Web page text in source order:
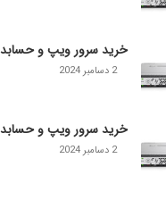
خرید سرور ویپ و
2 دسامبر 2024
خرید سرور ویپ و
2 دسامبر 2024